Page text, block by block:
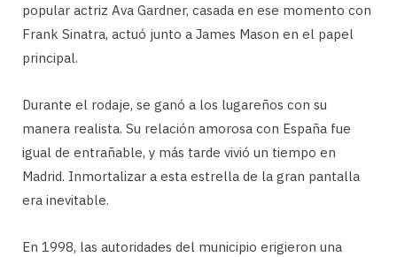
popular actriz Ava Gardner, casada en ese momento con
Frank Sinatra, actuó junto a James Mason en el papel
principal.
Durante el rodaje, se ganó a los lugareños con su
manera realista. Su relación amorosa con España fue
igual de entrañable, y más tarde vivió un tiempo en
Madrid. Inmortalizar a esta estrella de la gran pantalla
era inevitable.
En 1998, las autoridades del municipio erigieron una